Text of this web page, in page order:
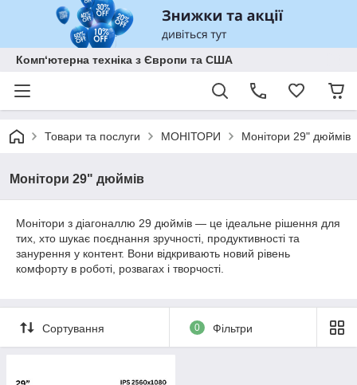
Комп‘ютерна техніка з Європи та США
Товари та послуги МОНІТОРИ Монітори 29" дюймів
Монітори 29" дюймів
Монітори з діагоналлю 29 дюймів — це ідеальне рішення для
тих, хто шукає поєднання зручності, продуктивності та
занурення у контент. Вони відкривають новий рівень
комфорту в роботі, розвагах і творчості.
Сортування 0 Фільтри